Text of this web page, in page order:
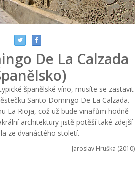
De La Calzada
španělské víno, musíte se zastavit
Santo Domingo De La Calzada.
La Rioja, což už bude vinařům hodně
architektury jistě potěší také zdejší
ze dvanáctého století.
Jaroslav Hruška (2010)